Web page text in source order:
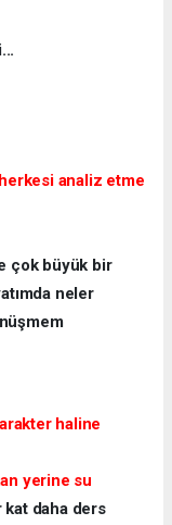
analiz etme
çok büyük bir
neler
haline
yerine su
kat daha ders